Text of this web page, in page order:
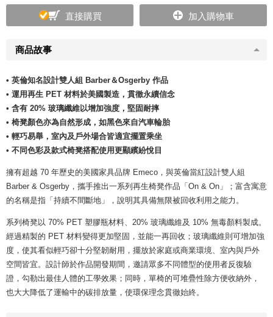
商品故事
• 英倫知名設計雙人組 Barber＆Osgerby 作品
• 運用再生 PET 材料於美國製造，貫徹永續信念
• 含有 20% 玻璃纖維以增加強度，堅固耐摔
• 椅凳顏色亦為自然形成，如黑色來自汽車輪胎
• 輕巧易舉，室內及戶外場合皆適宜擺置乘坐
• 不同色彩及款式椅凳搭配使用更顯繽紛悅目
擁有超越 70 年歷史的美國家具品牌 Emeco，與英倫當紅設計雙人組
Barber & Osgerby，攜手推出一系列再生椅凳作品「On & On」；富含寓意
的名稱是指「持續不間斷地」，說明其具備無限被回收利用之能力。
系列椅凳以 70% PET 塑膠瓶材料、20% 玻璃纖維及 10% 無毒顏料製成。
經過精製的 PET 材料變得更加堅固，並能一再回收；玻璃纖維則可增加強
度，使其看似輕巧卻十分堅韌耐用，擺放於家庭或商業環境、室內與戶外
空間皆宜。設計師於作品開發期間，邀請眾多不同體型的使用者反復驗
證，勾勒出最佳人體的工學效果；同時，單椅的可堆疊性除方便收納外，
也大大降低了運輸中的碳排放量，使環保理念貫徹始終。
直接購買 加入購物車